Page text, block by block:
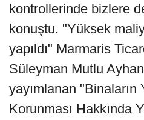
kontrollerinde bizlere
konuştu. "Yüksek
yapıldı" Marmaris
Süleyman Mutlu
yayımlanan "Binaların
Korunması Hakkında